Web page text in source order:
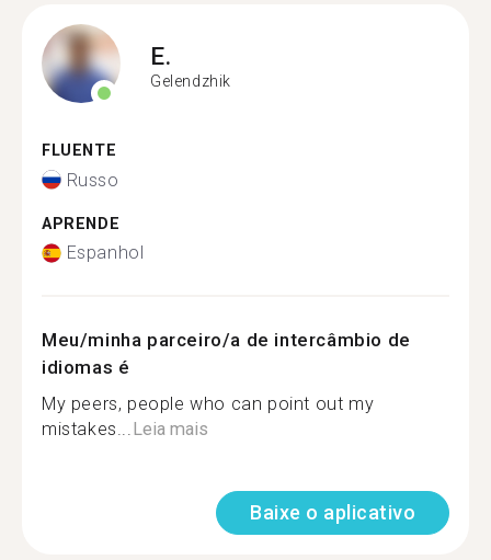
E.
Gelendzhik
FLUENTE
Russo
APRENDE
Espanhol
Meu/minha parceiro/a de intercâmbio de
idiomas é
My peers, people who can point out my
mistakes...Leia mais
Baixe o aplicativo